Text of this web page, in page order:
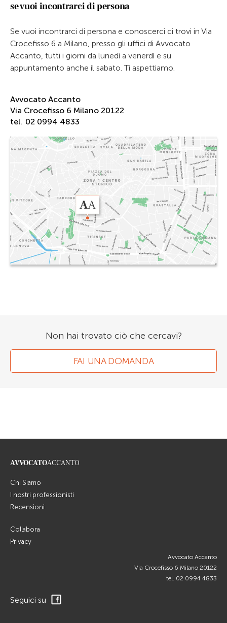
se vuoi incontrarci di persona
Se vuoi incontrarci di persona e conoscerci ci trovi in Via
Crocefisso 6 a Milano, presso gli uffici di Avvocato
Accanto, tutti i giorni da lunedì a venerdì e su
appuntamento anche il sabato. Ti aspettiamo.
Avvocato Accanto
Via Crocefisso 6 Milano 20122
tel. 02 0994 4833
Non hai trovato ciò che cercavi?
FAI UNA DOMANDA
AVVOCATOACCANTO
Chi Siamo
I nostri professionisti
Recensioni
Collabora
Privacy
Avvocato Accanto
Via Crocefisso 6 Milano 20122
tel. 02 0994 4833
Seguici su